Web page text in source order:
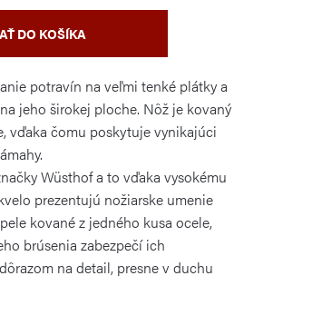
DO KOŠÍKA
potravín na veľmi tenké plátky a
jeho širokej ploche. Nôž je kovaný
vďaka čomu poskytuje vynikajúci
Wüsthof a to vďaka vysokému
prezentujú nožiarske umenie
kované z jedného kusa ocele,
brúsenia zabezpečí ich
na detail, presne v duchu